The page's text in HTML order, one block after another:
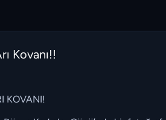
Kovanı!!
KOVANI!